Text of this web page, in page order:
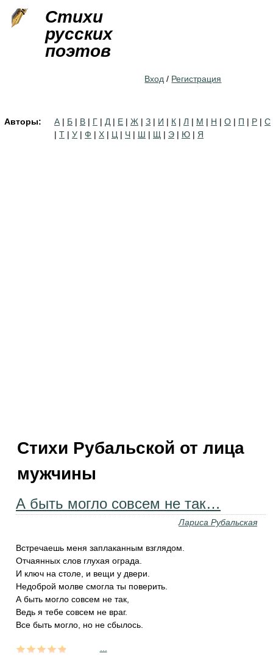
Стихи
русских
поэтов
Вход / Регистрация
Авторы: А | Б | В | Г | Д | Е | Ж | З | И | К | Л | М | Н | О | П | Р | С
| Т | У | Ф | Х | Ц | Ч | Ш | Щ | Э | Ю | Я
Стихи Рубальской от лица
мужчины
А быть могло совсем не так…
Лариса Рубальская
Встречаешь меня заплаканным взглядом.
Отчаянных слов глухая ограда.
И ключ на столе, и вещи у двери.
Недоброй молве смогла ты поверить.
А быть могло совсем не так,
Ведь я тебе совсем не враг.
Все быть могло, но не сбылось.